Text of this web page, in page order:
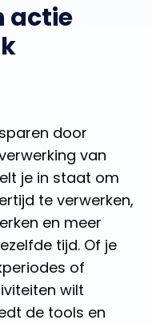
actie
door
van
je in staat om
te verwerken,
en meer
tijd. Of je
of
wilt
de tools en